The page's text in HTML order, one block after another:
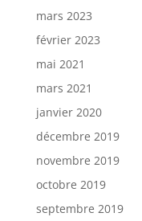
mars 2023
février 2023
mai 2021
mars 2021
janvier 2020
décembre 2019
novembre 2019
octobre 2019
septembre 2019